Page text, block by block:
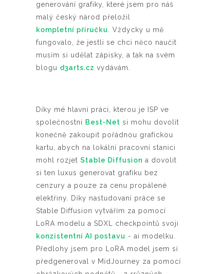
generování grafiky, které jsem pro náš
malý český národ přeložil
kompletní příručku
. Vždycky u mě
fungovalo, že jestli se chci něco naučit
musím si udělat zápisky, a tak na svém
blogu d3arts.cz vydávám.
Díky mé hlavní práci, kterou je ISP ve
společnostni Best-Net si mohu dovolit
konečně zakoupit pořádnou grafickou
kartu, abych na lokální pracovní stanici
mohl rozjet Stable Diffusion a dovolit
si ten luxus generovat grafiku bez
cenzury a pouze za cenu propálené
elektřiny. Díky nastudovaní práce se
Stable Diffusion vytvářím za pomocí
LoRA modelu a SDXL checkpointů svoji
konzistentní AI postavu - ai modelku.
Předlohy jsem pro LoRA model jsem si
předgeneroval v MidJourney za pomocí